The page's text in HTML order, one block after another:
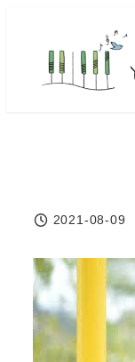
投稿日
2021-08-09